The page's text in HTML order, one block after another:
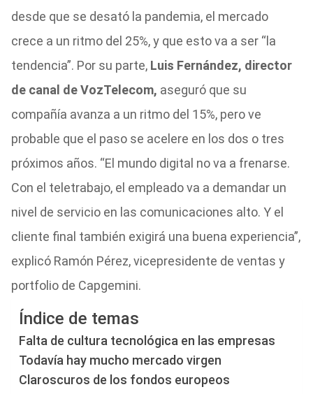
desde que se desató la pandemia, el mercado
crece a un ritmo del 25%, y que esto va a ser “la
tendencia”. Por su parte, Luis Fernández, director
de canal de VozTelecom, aseguró que su
compañía avanza a un ritmo del 15%, pero ve
probable que el paso se acelere en los dos o tres
próximos años. “El mundo digital no va a frenarse.
Con el teletrabajo, el empleado va a demandar un
nivel de servicio en las comunicaciones alto. Y el
cliente final también exigirá una buena experiencia”,
explicó Ramón Pérez, vicepresidente de ventas y
portfolio de Capgemini.
Índice de temas
Falta de cultura tecnológica en las empresas
Todavía hay mucho mercado virgen
Claroscuros de los fondos europeos